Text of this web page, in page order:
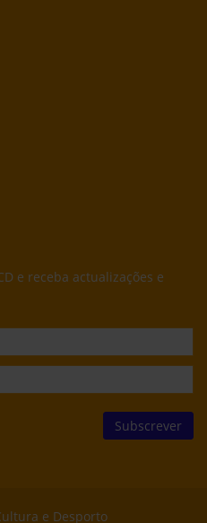
e receba actualizações e
e Desporto